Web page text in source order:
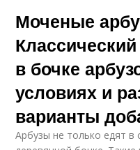
Моченые
в бочке
условиях и
варианты
Арбузы не только едят в